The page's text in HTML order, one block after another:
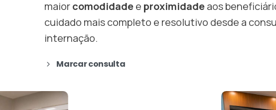
maiorcomodidadee proximidadeaos
cuidado mais completo e resolutivo desde a
internação.
Marcar consulta